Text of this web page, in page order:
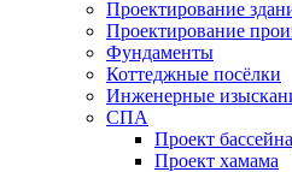
Проектирование
Проектирование
Фундаменты
Коттеджные посёлки
Инженерные
СПА
Проект бассейна
Проект хамама